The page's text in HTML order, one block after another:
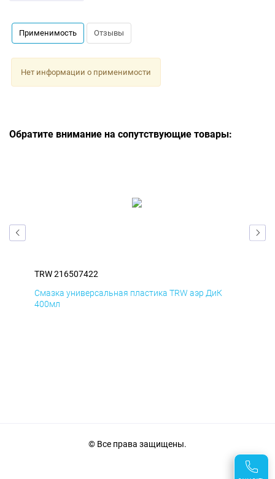
Применимость Отзывы
Нет информации о применимости
Обратите внимание на сопутствующие товары:
TRW 216507422
Смазка универсальная пластика TRW аэр ДиК
400мл
© Все права защищены.